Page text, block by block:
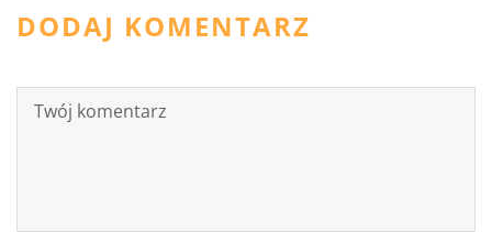
DODAJ KOMENTARZ